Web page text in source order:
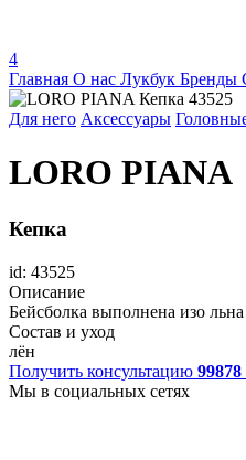
4
Главная О нас Лукбук Бренды
Для него Аксессуары
LORO PIANA
Кепка
id: 43525
Описание
Бейсболка выполнена изо
Состав и уход
лён
Получить консультацию 99878
Мы в социальных сетях